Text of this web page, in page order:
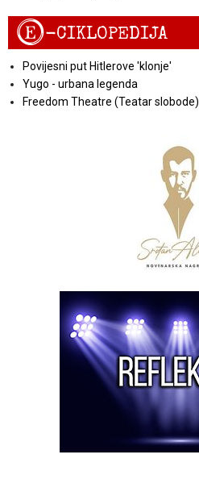
E-CIKLOPEDIJA
Povijesni put Hitlerove 'klonje'
Yugo - urbana legenda
Freedom Theatre (Teatar slobode)